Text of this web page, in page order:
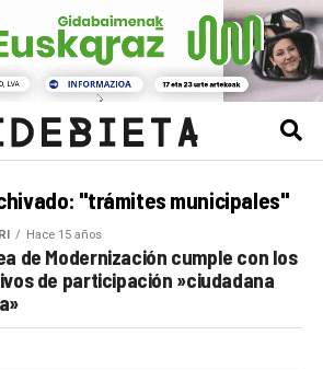
"trámites municipales"
Hace 15 años
de Modernización cumple con los
de participación »ciudadana